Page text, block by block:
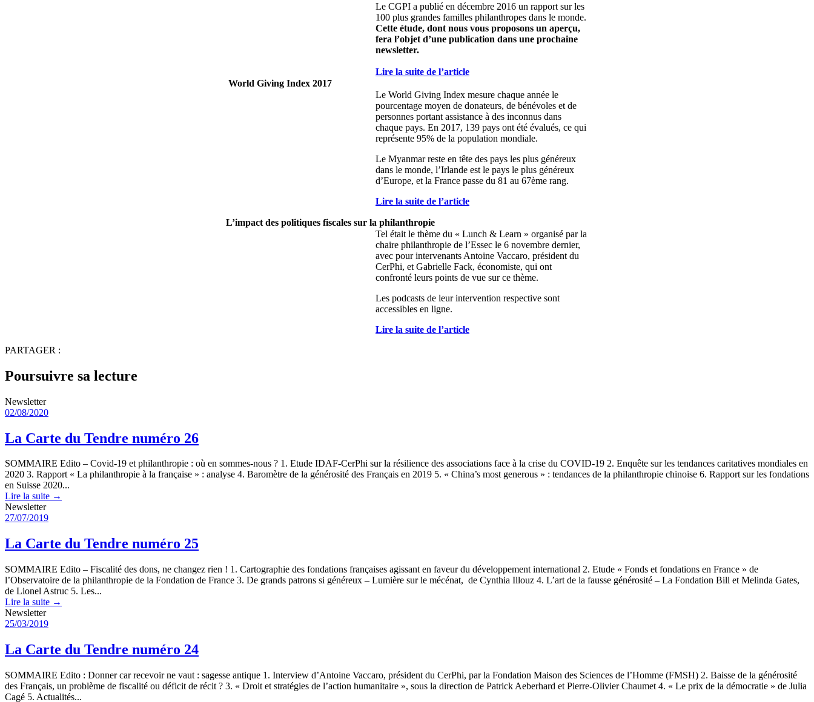
Le CGPI a publié en décembre 2016 un rapport sur les
100 plus grandes familles philanthropes dans le monde.
Cette étude, dont nous vous proposons un aperçu,
fera l’objet d’une publication dans une prochaine
newsletter.
Lire la suite de l’article
World Giving Index 2017
Le World Giving Index mesure chaque année le
pourcentage moyen de donateurs, de bénévoles et de
personnes portant assistance à des inconnus dans
chaque pays. En 2017, 139 pays ont été évalués, ce qui
représente 95% de la population mondiale.
Le Myanmar reste en tête des pays les plus généreux
dans le monde, l’Irlande est le pays le plus généreux
d’Europe, et la France passe du 81 au 67ème rang.
Lire la suite de l’article
L’impact des politiques fiscales sur la philanthropie
Tel était le thème du « Lunch & Learn » organisé par la
chaire philanthropie de l’Essec le 6 novembre dernier,
avec pour intervenants Antoine Vaccaro, président du
CerPhi, et Gabrielle Fack, économiste, qui ont
confronté leurs points de vue sur ce thème.
Les podcasts de leur intervention respective sont
accessibles en ligne.
Lire la suite de l’article
PARTAGER :
Poursuivre sa lecture
Newsletter
02/08/2020
La Carte du Tendre numéro 26
SOMMAIRE Edito – Covid-19 et philanthropie : où en sommes-nous ? 1. Etude IDAF-CerPhi sur la résilience des associations face à la crise du COVID-19 2. Enquête sur les tendances caritatives mondiales en
2020 3. Rapport « La philanthropie à la française » : analyse 4. Baromètre de la générosité des Français en 2019 5. « China’s most generous » : tendances de la philanthropie chinoise 6. Rapport sur les fondations
en Suisse 2020...
Lire la suite →
Newsletter
27/07/2019
La Carte du Tendre numéro 25
SOMMAIRE Edito – Fiscalité des dons, ne changez rien ! 1. Cartographie des fondations françaises agissant en faveur du développement international 2. Etude « Fonds et fondations en France » de
l’Observatoire de la philanthropie de la Fondation de France 3. De grands patrons si généreux – Lumière sur le mécénat, de Cynthia Illouz 4. L’art de la fausse générosité – La Fondation Bill et Melinda Gates,
de Lionel Astruc 5. Les...
Lire la suite →
Newsletter
25/03/2019
La Carte du Tendre numéro 24
SOMMAIRE Edito : Donner car recevoir ne vaut : sagesse antique 1. Interview d’Antoine Vaccaro, président du CerPhi, par la Fondation Maison des Sciences de l’Homme (FMSH) 2. Baisse de la générosité
des Français, un problème de fiscalité ou déficit de récit ? 3. « Droit et stratégies de l’action humanitaire », sous la direction de Patrick Aeberhard et Pierre-Olivier Chaumet 4. « Le prix de la démocratie » de Julia
Cagé 5. Actualités...